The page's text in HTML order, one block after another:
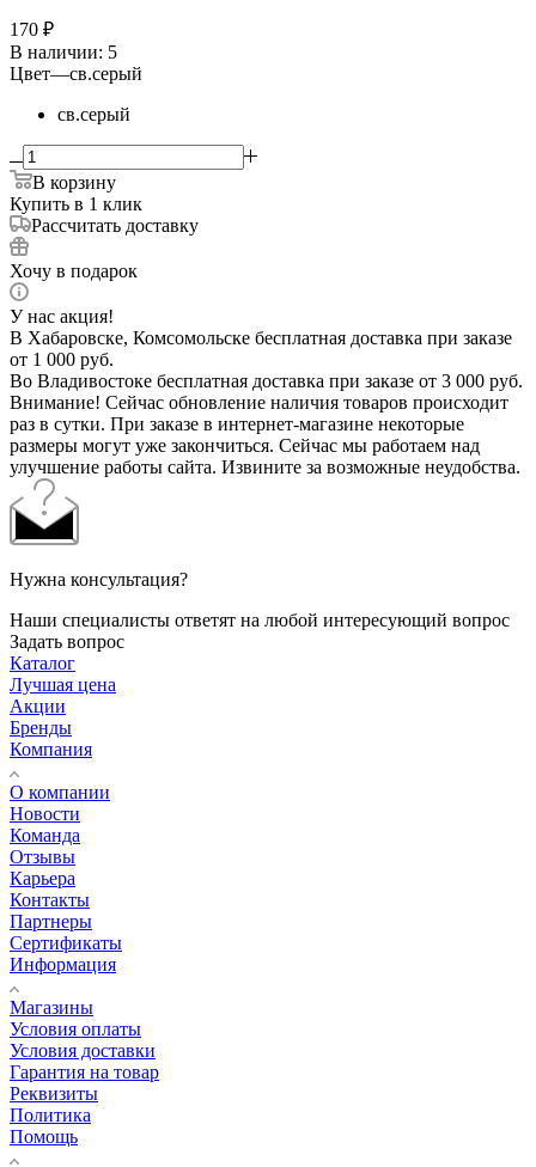
170 ₽
В наличии: 5
Цвет—св.серый
св.серый
В корзину
Купить в 1 клик
Рассчитать доставку
Хочу в подарок
У нас акция!
В Хабаровске, Комсомольске бесплатная доставка при заказе
от 1 000 руб.
Во Владивостоке бесплатная доставка при заказе от 3 000 руб.
Внимание! Сейчас обновление наличия товаров происходит
раз в сутки. При заказе в интернет-магазине некоторые
размеры могут уже закончиться. Сейчас мы работаем над
улучшение работы сайта. Извините за возможные неудобства.
Нужна консультация?
Наши специалисты ответят на любой интересующий вопрос
Задать вопрос
Каталог
Лучшая цена
Акции
Бренды
Компания
О компании
Новости
Команда
Отзывы
Карьера
Контакты
Партнеры
Сертификаты
Информация
Магазины
Условия оплаты
Условия доставки
Гарантия на товар
Реквизиты
Политика
Помощь